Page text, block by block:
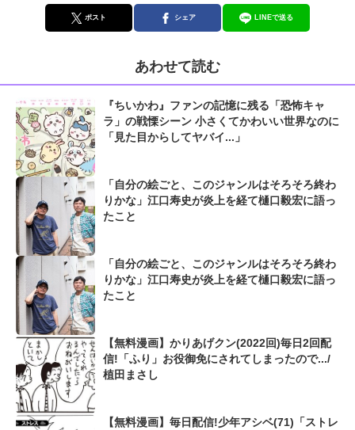
ポスト シェア LINEで送る
あわせて読む
『ちいかわ』ファンの記憶に残る「恐怖キャ
ラ」の戦慄シーン 小さくてかわいい世界なのに
「見た目からしてヤバイ...」
「自分の絵ごと、このジャンルはそろそろ終わ
りかな」江口寿史が炎上を経て樋口毅宏に語っ
たこと
「自分の絵ごと、このジャンルはそろそろ終わ
りかな」江口寿史が炎上を経て樋口毅宏に語っ
たこと
【無料漫画】かりあげクン(2022回)毎日2回配
信!「ふり」お役御免にされてしまったので.../
植田まさし
【無料漫画】毎日配信!少年アシベ(71)「ストレ